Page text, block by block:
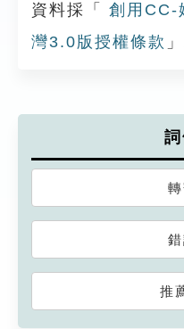
資料採「
創用CC-
灣3.0版授權條款
推